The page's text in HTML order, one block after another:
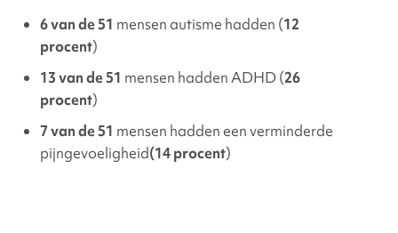
6 van de 51 mensen autisme hadden (12
procent)
13 van de 51 mensen hadden ADHD (26
procent)
7 van de 51 mensen hadden een verminderde
pijngevoeligheid(14 procent)